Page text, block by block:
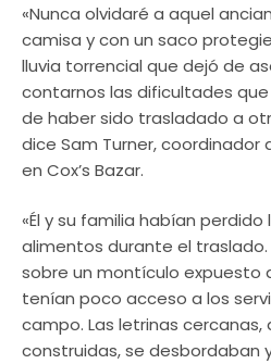
«Nunca olvidaré a aquel
camisa y con un saco
lluvia torrencial que dejó de
contarnos las dificultades
de haber sido trasladado a
dice Sam Turner, coordinador
en Cox’s Bazar.
«Él y su familia habían
alimentos durante el
sobre un montículo expuesto
tenían poco acceso a los
campo. Las letrinas
construidas, se desbordaban